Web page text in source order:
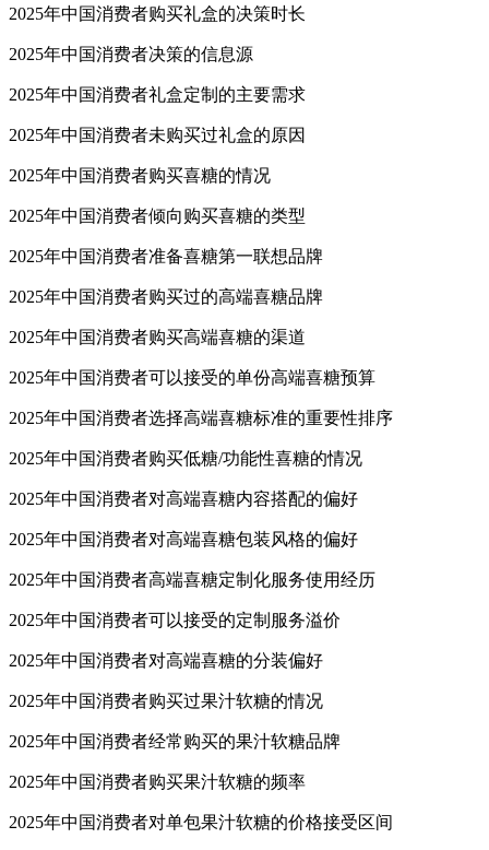
2025年中国消费者购买礼盒的决策时长
2025年中国消费者决策的信息源
2025年中国消费者礼盒定制的主要需求
2025年中国消费者未购买过礼盒的原因
2025年中国消费者购买喜糖的情况
2025年中国消费者倾向购买喜糖的类型
2025年中国消费者准备喜糖第一联想品牌
2025年中国消费者购买过的高端喜糖品牌
2025年中国消费者购买高端喜糖的渠道
2025年中国消费者可以接受的单份高端喜糖预算
2025年中国消费者选择高端喜糖标准的重要性排序
2025年中国消费者购买低糖/功能性喜糖的情况
2025年中国消费者对高端喜糖内容搭配的偏好
2025年中国消费者对高端喜糖包装风格的偏好
2025年中国消费者高端喜糖定制化服务使用经历
2025年中国消费者可以接受的定制服务溢价
2025年中国消费者对高端喜糖的分装偏好
2025年中国消费者购买过果汁软糖的情况
2025年中国消费者经常购买的果汁软糖品牌
2025年中国消费者购买果汁软糖的频率
2025年中国消费者对单包果汁软糖的价格接受区间